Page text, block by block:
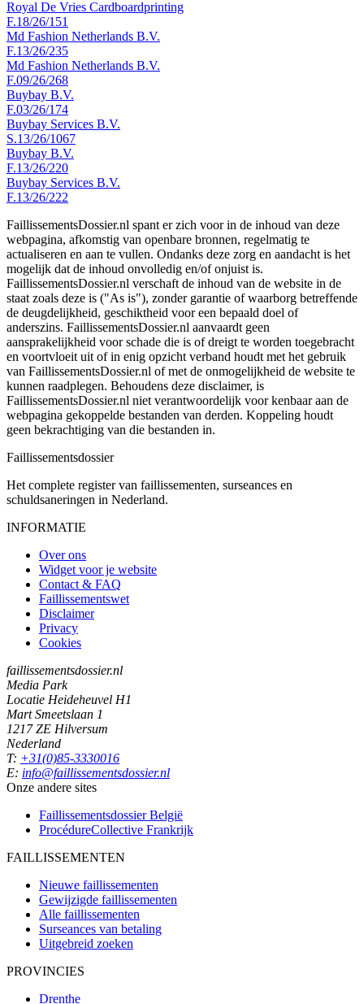
Royal De Vries Cardboardprinting
F.18/26/151
Md Fashion Netherlands B.V.
F.13/26/235
Md Fashion Netherlands B.V.
F.09/26/268
Buybay B.V.
F.03/26/174
Buybay Services B.V.
S.13/26/1067
Buybay B.V.
F.13/26/220
Buybay Services B.V.
F.13/26/222
FaillissementsDossier.nl spant er zich voor in de inhoud van deze
webpagina, afkomstig van openbare bronnen, regelmatig te
actualiseren en aan te vullen. Ondanks deze zorg en aandacht is het
mogelijk dat de inhoud onvolledig en/of onjuist is.
FaillissementsDossier.nl verschaft de inhoud van de website in de
staat zoals deze is ("As is"), zonder garantie of waarborg betreffende
de deugdelijkheid, geschiktheid voor een bepaald doel of
anderszins. FaillissementsDossier.nl aanvaardt geen
aansprakelijkheid voor schade die is of dreigt te worden toegebracht
en voortvloeit uit of in enig opzicht verband houdt met het gebruik
van FaillissementsDossier.nl of met de onmogelijkheid de website te
kunnen raadplegen. Behoudens deze disclaimer, is
FaillissementsDossier.nl niet verantwoordelijk voor kenbaar aan de
webpagina gekoppelde bestanden van derden. Koppeling houdt
geen bekrachtiging van die bestanden in.
Faillissementsdossier
Het complete register van faillissementen, surseances en
schuldsaneringen in Nederland.
INFORMATIE
Over ons
Widget voor je website
Contact & FAQ
Faillissementswet
Disclaimer
Privacy
Cookies
faillissementsdossier.nl
Media Park
Locatie Heideheuvel H1
Mart Smeetslaan 1
1217 ZE Hilversum
Nederland
T: +31(0)85-3330016
E: info@faillissementsdossier.nl
Onze andere sites
Faillissementsdossier België
ProcédureCollective Frankrijk
FAILLISSEMENTEN
Nieuwe faillissementen
Gewijzigde faillissementen
Alle faillissementen
Surseances van betaling
Uitgebreid zoeken
PROVINCIES
Drenthe